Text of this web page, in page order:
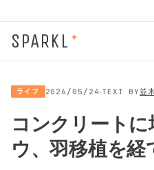
SPARKL ✦
ライフ 2026/05/24·TEXT BY並
コンクリート
ウ、羽移植を